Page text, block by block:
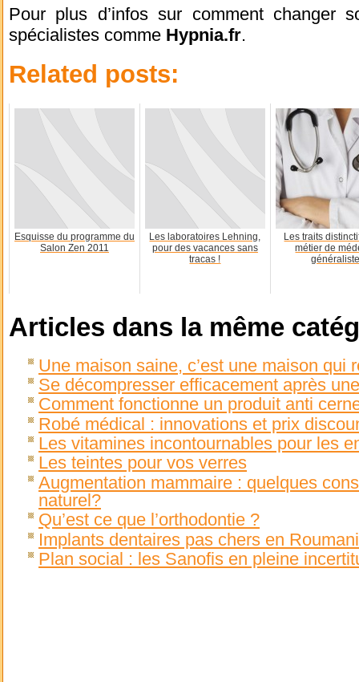
Pour plus d’infos sur comment changer
spécialistes comme Hypnia.fr.
Related posts:
Esquisse du programme du
Salon Zen 2011
Les laboratoires Lehning,
pour des vacances sans
tracas !
Les traits
métier de
Articles dans la même
Une maison saine, c’est une maison qui
Se décompresser efficacement après
Comment fonctionne un produit anti
Robé médical : innovations et prix
Les vitamines incontournables pour les
Les teintes pour vos verres
Augmentation mammaire : quelques
naturel?
Qu’est ce que l’orthodontie ?
Implants dentaires pas chers en
Plan social : les Sanofis en pleine